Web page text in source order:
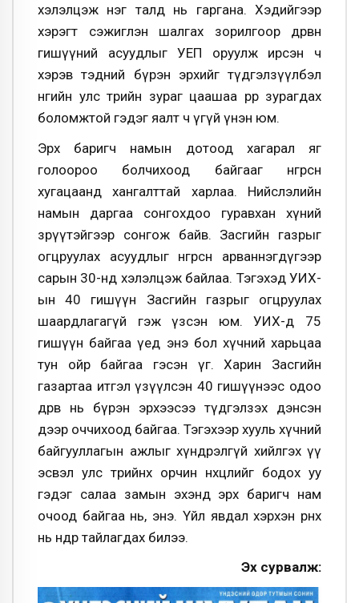
хэлэлцэж нэг талд нь гаргана. Хэдийгээр
хэрэгт сэжиглэн шалгах зорилгоор дөрвөн
гишүүний асуудлыг УЕП оруулж ирсэн ч
хэрэв тэдний бүрэн эрхийг түдгэлзүүлбэл
өнөөгийн улс төрийн зураг цаашаа өөрөөр зурагдах
боломжтой гэдэг яалт ч үгүй үнэн юм.
Эрх баригч намын дотоод хагарал яг
голоороо болчихоод байгааг өнгөрсөн
хугацаанд хангалттай харлаа. Нийслэлийн
намын даргаа сонгохдоо гуравхан хүний
зөрүүтэйгээр сонгож байв. Засгийн газрыг
огцруулах асуудлыг өнгөрсөн арваннэгдүгээр
сарын 30-нд хэлэлцэж байлаа. Тэгэхэд УИХ-
ын 40 гишүүн Засгийн газрыг огцруулах
шаардлагагүй гэж үзсэн юм. УИХ-д 75
гишүүн байгаа үед энэ бол хүчний харьцаа
тун ойр байгаа гэсэн үг. Харин Засгийн
газартаа итгэл үзүүлсэн 40 гишүүнээс одоо
дөрөв нь бүрэн эрхээсээ түдгэлзэх дэнсэн
дээр оччихоод байгаа. Тэгэхээр хууль хүчний
байгууллагын ажлыг хүндрэлгүй хийлгэх үү
эсвэл улс төрийнхөө орчин нөхцөлийг бодох уу
гэдэг салаа замын эхэнд эрх баригч нам
очоод байгаа нь, энэ. Үйл явдал хэрхэн өрнөх
нь өнөөдөр тайлагдах билээ.
Эх сурвалж: